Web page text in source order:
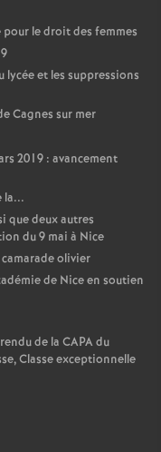
le droit des femmes
et les suppressions
Cagnes sur mer
2019 : avancement
la...
que deux autres
du 9 mai à Nice
olivier
de Nice en soutien
de la CAPA du
Classe exceptionnelle